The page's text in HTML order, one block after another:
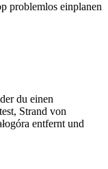
problemlos einplanen
du einen
Strand von
entfernt und